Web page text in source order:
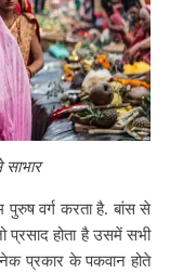
पुरुष वर्ग करता है. बांस से
प्रसाद होता है उसमें सभी
प्रकार के पकवान होते